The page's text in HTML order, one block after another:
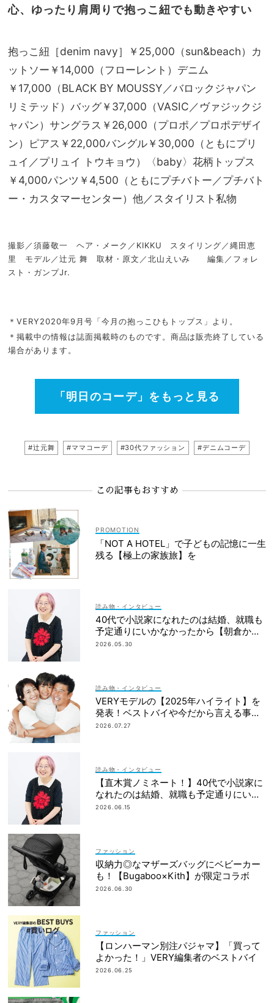
心、ゆったり肩周りで抱っこ紐でも動きやすい
抱っこ紐［denim navy］￥25,000（sun&beach）カ
ットソー￥14,000（フローレント）デニム
￥17,000（BLACK BY MOUSSY／バロックジャパン
リミテッド）バッグ￥37,000（VASIC／ヴァジックジ
ャパン）サングラス￥26,000（プロポ／プロポデザイ
ン）ピアス￥22,000バングル￥30,000（ともにプリ
ュイ／プリュイ トウキョウ）〈baby〉花柄トップス
￥4,000パンツ￥4,500（ともにプチバトー／プチバト
ー・カスタマーセンター）他／スタイリスト私物
撮影／須藤敬一 ヘア・メーク／KIKKU スタイリング／縄田恵
里 モデル／辻元 舞 取材・原文／北山えいみ 編集／フォレ
スト・ガンプJr.
＊VERY2020年9月号「今月の抱っこひもトップス」より。
＊掲載中の情報は誌面掲載時のものです。商品は販売終了している
場合があります。
「明日のコーデ」をもっと見る
#辻元舞 #ママコーデ #30代ファッション #デニムコーデ
この記事もおすすめ
「NOT A HOTEL」で子どもの記憶に一生
残る【極上の家族旅】を
読み物・インタビュー
40代で小説家になれたのは結婚、就職も
予定通りにいかなかったから【朝倉かす
みさん】
2026.05.30
読み物・インタビュー
VERYモデルの【2025年ハイライト】を
発表！ベストバイや今だから言える事件
簿も大公開
2026.07.27
読み物・インタビュー
【直木賞ノミネート！】40代で小説家に
なれたのは結婚、就職も予定通りにいか
なかったから｜朝倉かすみさん
2026.06.15
ファッション
収納力◎なマザーズバッグにベビーカー
も！【Bugaboo×Kith】が限定コラボ
2026.06.30
ファッション
【ロンハーマン別注パジャマ】「買って
よかった！」VERY編集者のベストバイ
2026.06.25